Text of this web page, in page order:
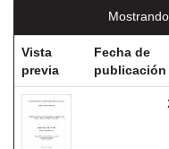
Vista
previa
Fecha de
publicación